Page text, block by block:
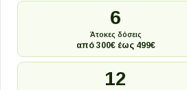
6
Άτοκες δόσεις
από 300€ έως 499€
12